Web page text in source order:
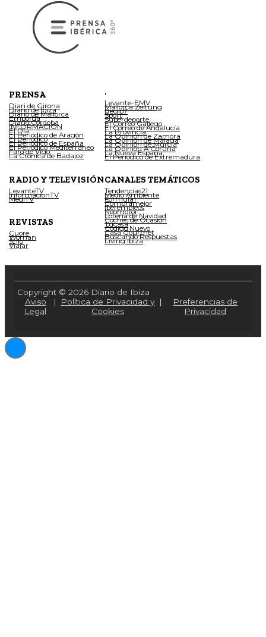
PRENSA
Diari de Girona
Diario de Ibiza
Diario de Mallorca
Empordà
Diario Córdoba
INFORMACIÓN
El Día
El Periódico de Aragón
El Periódico
El Periódico de España
El Periódico Mediterráneo
Faro de Vigo
La Crónica de Badajoz
.
Levante-EMV
Mallorca Zeitung
Regio7
Sport
Superdeporte
El Correo Gallego
El Correo de Andalucía
La Provincia
La Opinión de Zamora
La Opinión de Málaga
La Opinión de Murcia
La Opinión A Coruña
La Nueva España
El Periódico de Extremadura
RADIO Y TELEVISIÓN
LevanteTV
InformacionTV
MediTV
REVISTAS
Cuore
Woman
Stilo
Viajar
CANALES TEMÁTICOS
Tendencias21
Medio Ambiente
Fórmula1
Compramejor
Iberempleos
Neomotor
Lotería de Navidad
Coches de Ocasión
Tucasa
Código Nuevo
Casa Gourmet
Buscando Respuestas
Living Ibiza
Copyright © 2026 Diario de Ibiza
Aviso
Legal
|
Política de Privacidad y
Cookies
|
Preferencias de
Privacidad